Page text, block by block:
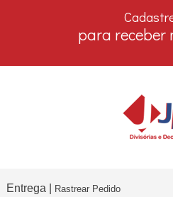
para receber
Entrega | Rastrear Pedido